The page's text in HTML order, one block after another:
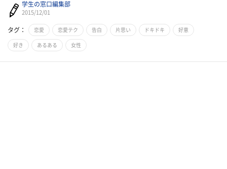
学生の窓口編集部
2015/12/01
タグ： 恋愛 恋愛テク 告白 片思い ドキドキ 好意
好き あるある 女性